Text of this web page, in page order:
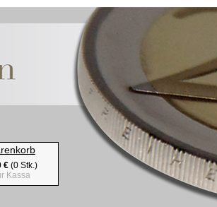
€ (0 Stk.)
Kassa